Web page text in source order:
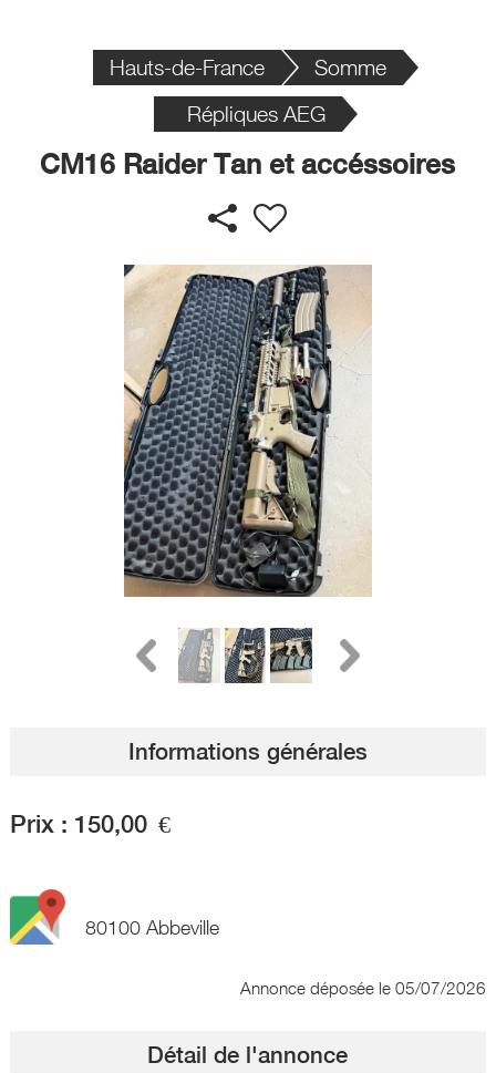
Hauts-de-France
Somme
Répliques AEG
CM16 Raider Tan et accéssoires
Informations générales
Prix : 150,00 €
80100 Abbeville
Annonce déposée le 05/07/2026
Détail de l'annonce